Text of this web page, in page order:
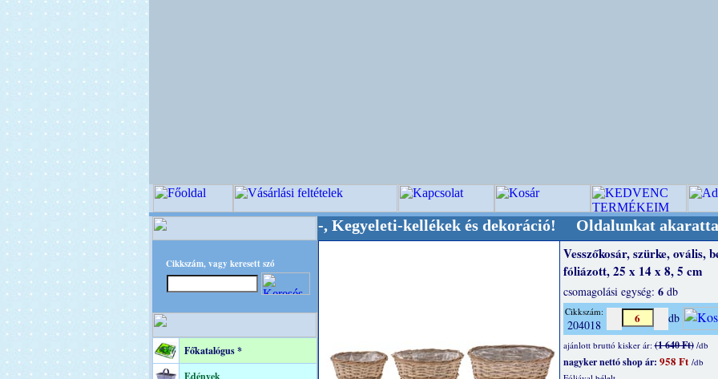
Cikkszám, vagy keresett szó
Főkatalógus *
Edények
Virágkötészeti-, Esküvői-, Kegyeleti-kellékek és dekoráció! Oldalunkat akarattal tartjuk
Vesszőkosár, szürke, ovális,
fóliázott, 25 x 14 x 8, 5 cm
csomagolási egység: 6db
Cikkszám:
204018 db
ajánlott bruttó kisker ár:(1 640 Ft)/db
nagyker nettó shop ár: 958 Ft /db